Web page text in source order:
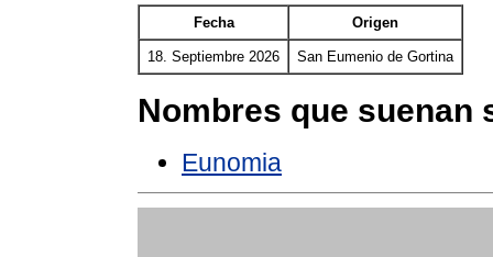
Fecha Origen
18. Septiembre 2026 San Eumenio de Gortina
Nombres que suenan
Eunomia